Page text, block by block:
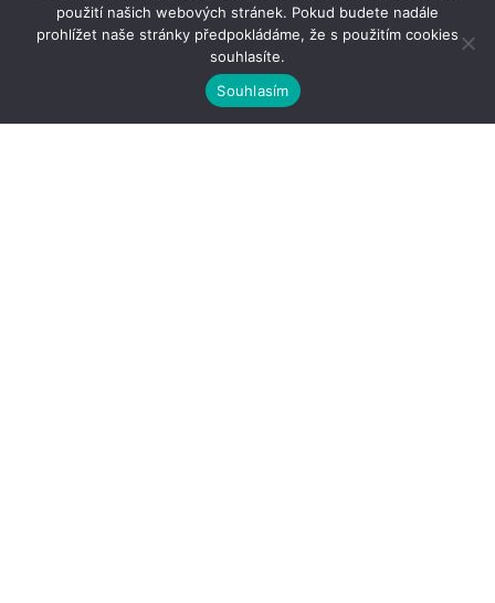
použití našich webových stránek. Pokud budete nadále
prohlížet naše stránky předpokládáme, že s použitím cookies
souhlasíte.
Souhlasím